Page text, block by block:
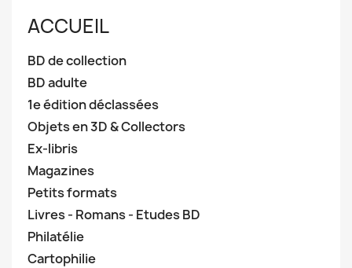
ACCUEIL
BD de collection
BD adulte
1e édition déclassées
Objets en 3D & Collectors
Ex-libris
Magazines
Petits formats
Livres - Romans - Etudes BD
Philatélie
Cartophilie